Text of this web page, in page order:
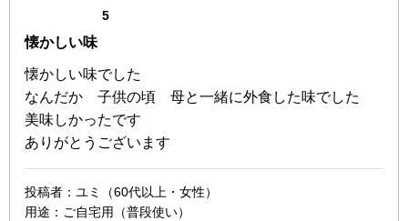
5点（5点満点中）
懐かしい味
懐かしい味でした
なんだか 子供の頃 母と一緒に外食した味でした
美味しかったです
ありがとうございます
投稿者 ：ユミ（60代以上・女性）
用途 ：ご自宅用（普段使い）